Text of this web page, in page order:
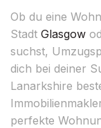
Ob du eine
Stadt Glasgow
suchst,
dich bei deiner
Lanarkshire
perfekte